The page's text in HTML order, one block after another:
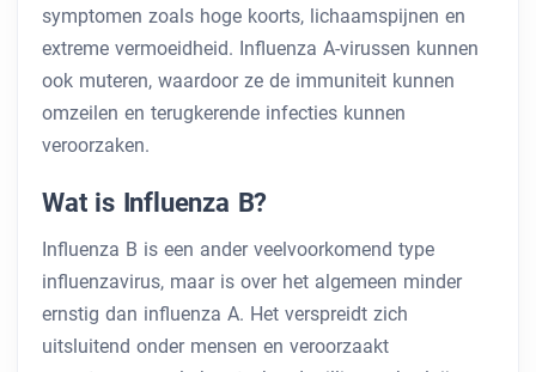
symptomen zoals hoge koorts, lichaamspijnen en
extreme vermoeidheid. Influenza A-virussen kunnen
ook muteren, waardoor ze de immuniteit kunnen
omzeilen en terugkerende infecties kunnen
veroorzaken.
Wat is Influenza B?
Influenza B is een ander veelvoorkomend type
influenzavirus, maar is over het algemeen minder
ernstig dan influenza A. Het verspreidt zich
uitsluitend onder mensen en veroorzaakt